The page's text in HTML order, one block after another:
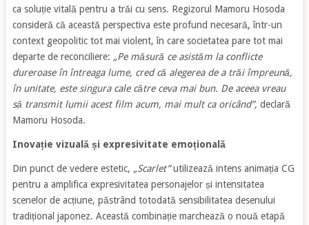
ca soluție vitală pentru a trăi cu sens. Regizorul Mamoru Hosoda
consideră că această perspectiva este profund necesară, într-un
context geopolitic tot mai violent, în care societatea pare tot mai
departe de reconciliere: „Pe măsură ce asistăm la conflicte
dureroase în întreaga lume, cred că alegerea de a trăi împreună,
în unitate, este singura cale către ceva mai bun. De aceea vreau
să transmit lumii acest film acum, mai mult ca oricând”, declară
Mamoru Hosoda.
Inovație vizuală și expresivitate emoțională
Din punct de vedere estetic, „Scarlet”utilizează intens animația CG
pentru a amplifica expresivitatea personajelor și intensitatea
scenelor de acțiune, păstrând totodată sensibilitatea desenului
tradițional japonez. Această combinație marchează o nouă etapă